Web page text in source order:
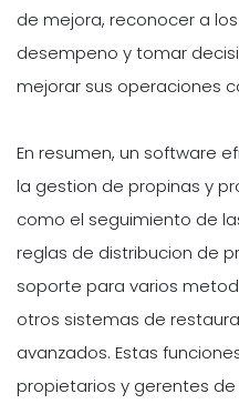
de mejora, reconocer a
desempeno y tomar
mejorar sus operaciones
En resumen, un software
la gestion de propinas y
como el seguimiento de
reglas de distribucion de
soporte para varios
otros sistemas de
avanzados. Estas
propietarios y gerentes